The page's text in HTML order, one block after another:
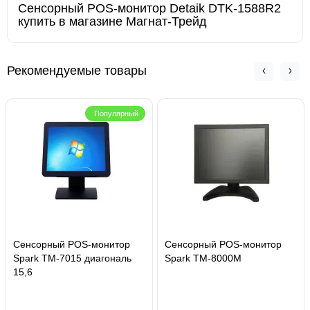
Сенсорный POS-монитор Detaik DTK-1588R2
купить в магазине Магнат-Трейд
Рекомендуемые товары
Популярный
Сенсорный POS-монитор
Spark TM-7015 диагональ
15,6
Сенсорный POS-монитор
Spark TM-8000M